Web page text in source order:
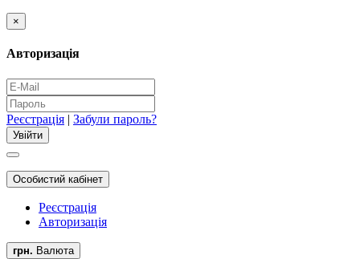
×
Авторизація
Реєстрація | Забули пароль?
Особистий кабінет
Реєстрація
Авторизація
грн. Валюта